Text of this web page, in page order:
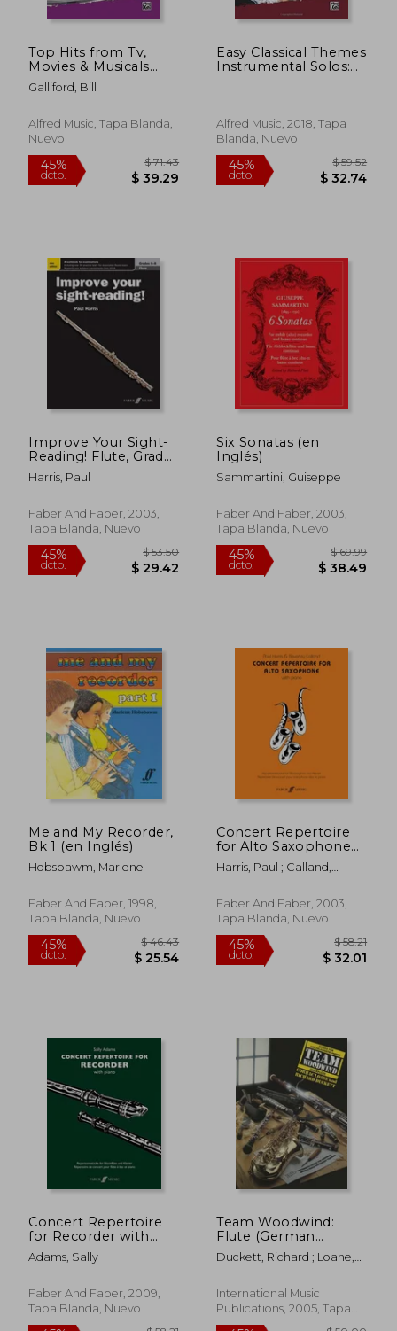
$ 30.72
Top Hits from Tv,
Movies & Musicals
Instrumental Solos:
Flute, Book & Online
(en Inglés)
Galliford, Bill
Alfred Music, Tapa Blanda,
Nuevo
45%
dcto. $ 39.29
Easy Classical Themes
Instrumental Solos:
Inglés)
Alfred Music, 2018, Tapa
Blanda, Nuevo
45%
dcto. $
Improve Your Sight-
Reading! Flute, Grade
6-8: A Workbook for
Examinations (en
Harris, Paul
Faber And Faber, 2003,
Tapa Blanda, Nuevo
45% $ 53.50
Six Sonatas (en
Inglés)
Sammartini, Guiseppe
Faber And Faber, 2003,
Tapa Blanda, Nuevo
45%
Me and My Recorder,
Bk 1 (en Inglés)
Hobsbawm, Marlene
Faber And Faber, 1998,
Tapa Blanda, Nuevo
Concert Repertoire
for Alto Saxophone
with Piano (en Inglés)
Harris, Paul ; Calland,
Faber And Faber, 2003,
Tapa Blanda, Nuevo
Concert Repertoire
for Recorder with
Piano (en Inglés)
Adams, Sally
Faber And Faber, 2009,
Tapa Blanda, Nuevo
Team Woodwind:
Flute (German
Language Edition) (en
Alemán)
Duckett, Richard ; Loane,
International Music
Publications, 2005, Tapa
Blanda, Nuevo